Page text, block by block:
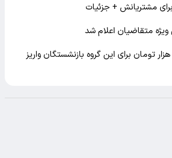
مشتریانش + جزئیات
متقاضیان اعلام شد
مبلغ ۴ میلیون و ۲۵۰ هزار تومان برای این گروه بازنشستگان واریز